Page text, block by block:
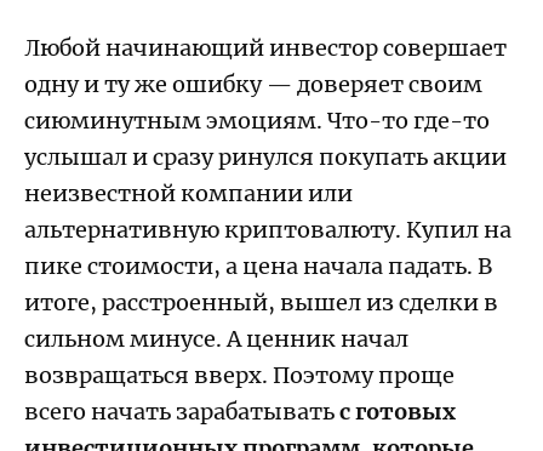
Любой начинающий инвестор совершает
одну и ту же ошибку — доверяет своим
сиюминутным эмоциям. Что-то где-то
услышал и сразу ринулся покупать акции
неизвестной компании или
альтернативную криптовалюту. Купил на
пике стоимости, а цена начала падать. В
итоге, расстроенный, вышел из сделки в
сильном минусе. А ценник начал
возвращаться вверх. Поэтому проще
всего начать зарабатыватьс готовых